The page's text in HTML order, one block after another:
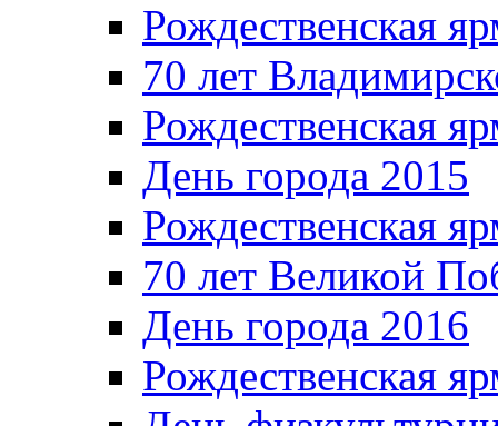
Рождественская
70 лет
Рождественская
День города 2015
Рождественская
70 лет Великой
День города 2016
Рождественская